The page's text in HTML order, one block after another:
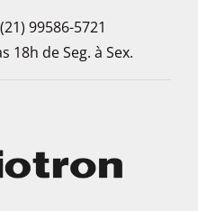
99586-5721
18h de Seg. à Sex.